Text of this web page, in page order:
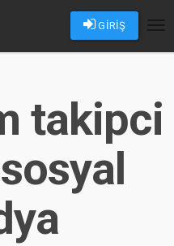
GİRİŞ
takipci